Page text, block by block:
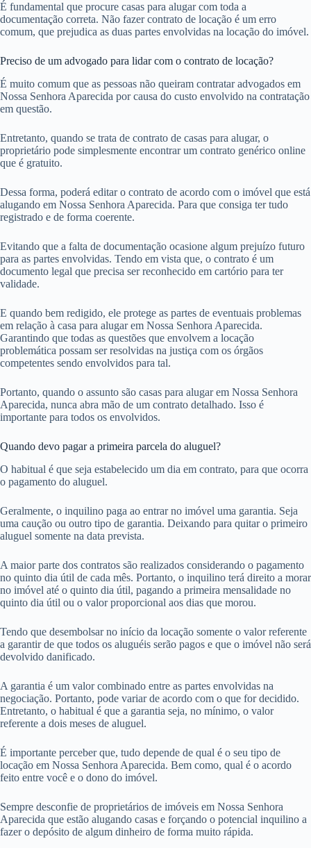
É fundamental que procure casas para alugar com toda a
documentação correta. Não fazer contrato de locação é um erro
comum, que prejudica as duas partes envolvidas na locação do imóvel.
Preciso de um advogado para lidar com o contrato de locação?
É muito comum que as pessoas não queiram contratar advogados em
Nossa Senhora Aparecida por causa do custo envolvido na contratação
em questão.
Entretanto, quando se trata de contrato de casas para alugar, o
proprietário pode simplesmente encontrar um contrato genérico online
que é gratuito.
Dessa forma, poderá editar o contrato de acordo com o imóvel que está
alugando em Nossa Senhora Aparecida. Para que consiga ter tudo
registrado e de forma coerente.
Evitando que a falta de documentação ocasione algum prejuízo futuro
para as partes envolvidas. Tendo em vista que, o contrato é um
documento legal que precisa ser reconhecido em cartório para ter
validade.
E quando bem redigido, ele protege as partes de eventuais problemas
em relação à casa para alugar em Nossa Senhora Aparecida.
Garantindo que todas as questões que envolvem a locação
problemática possam ser resolvidas na justiça com os órgãos
competentes sendo envolvidos para tal.
Portanto, quando o assunto são casas para alugar em Nossa Senhora
Aparecida, nunca abra mão de um contrato detalhado. Isso é
importante para todos os envolvidos.
Quando devo pagar a primeira parcela do aluguel?
O habitual é que seja estabelecido um dia em contrato, para que ocorra
o pagamento do aluguel.
Geralmente, o inquilino paga ao entrar no imóvel uma garantia. Seja
uma caução ou outro tipo de garantia. Deixando para quitar o primeiro
aluguel somente na data prevista.
A maior parte dos contratos são realizados considerando o pagamento
no quinto dia útil de cada mês. Portanto, o inquilino terá direito a morar
no imóvel até o quinto dia útil, pagando a primeira mensalidade no
quinto dia útil ou o valor proporcional aos dias que morou.
Tendo que desembolsar no início da locação somente o valor referente
a garantir de que todos os aluguéis serão pagos e que o imóvel não será
devolvido danificado.
A garantia é um valor combinado entre as partes envolvidas na
negociação. Portanto, pode variar de acordo com o que for decidido.
Entretanto, o habitual é que a garantia seja, no mínimo, o valor
referente a dois meses de aluguel.
É importante perceber que, tudo depende de qual é o seu tipo de
locação em Nossa Senhora Aparecida. Bem como, qual é o acordo
feito entre você e o dono do imóvel.
Sempre desconfie de proprietários de imóveis em Nossa Senhora
Aparecida que estão alugando casas e forçando o potencial inquilino a
fazer o depósito de algum dinheiro de forma muito rápida.